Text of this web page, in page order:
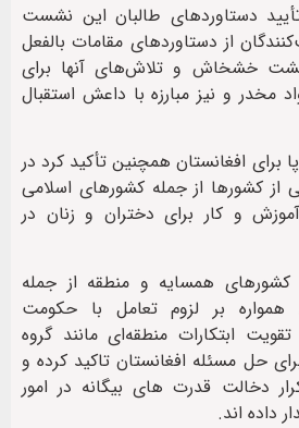
دستاوردهای طالبان این نشست
از دستاوردهای مقامات بالفعل
خشخاش و تلاش‌های آنها برای
مخدر و نیز مبارزه با داعش استقبال
برای افغانستان همچنین تأکید کرد در
کشورها از جمله کشورهای اسلامی
و کار برای دختران و زنان در
همسایه و منطقه از جمله
همواره بر لزوم تعامل با حکومت
ابتکارات منطقه‌ای مانند گروه
حل مسئله افغانستان تاکید کرده و
دخالت قدرت های بیگانه در امور
داده اند.